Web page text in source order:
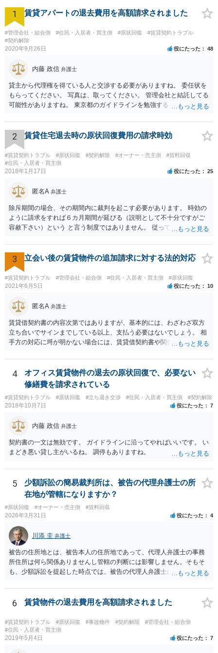
実認定は行わないので、大きく判断が変わる可能性は少なく、控訴審
は続審で１審がそのまま継続する形になり、新たな争点が形成されな
い限り１回期日で終わる可能性が高いので（当初から問題になってい
た争点については新たな証拠が制限される可能性がある、民訴１５７
条）、少額訴訟の場合は、簡易裁判所が２回判断する、しっかりした
審理は１回、通常訴訟の場合は、簡易裁判所と地方裁判所が判断す
る、まれに高等裁判所も判断する、実質的審理は２回（雰囲気は１．
５回）ということになります。 しっかり審理して欲しいのでしたら、
通常手続きへの移行を申し立てるべきだと思います。 以上、ご参考ま
で
1 賃貸アパートの退去費用を高額請求されました
#管理会社・組合側 #住民・入居者・買主側 #原状回復
#賃貸契約トラブル
#契約解除
2020年9月26日 役にたった 48
内藤 政信 弁護士
貸主から代理権を得ている人と交渉する必要がありますね。 委任状を
もらってください。 写真は、取ってください。 管理会社と結託してる
可能性がありますね。 東京都のガイドラインを勉強するといいでしょ
2 賃貸住宅退去時の原状回復費用の請求時効
#賃貸契約トラブル #原状回復 #契約解除 #オーナー・売主側
#賃料回収
#住民・入居者・買主側
2018年1月17日 役にたった 25
匿名A 弁護士
除斥期間の場合、その期間内に裁判を起こす必要があります。 時効の
ように請求をすれば６カ月期間が延びる（説明として不十分ですがご
容赦下さい）という と言う制度ではありません。 従って、理論上は１
3 立会い後の賃貸物件の追加請求に対する法的対応
#賃貸契約トラブル #管理会社・組合側 #住民・入居者・買主側 #原状回復
2021年6月5日 役にたった 10
匿名A 弁護士
賃貸借契約書の内容次第ではありますが、基本的には、わざわざ双方
立ち合いでサインまでしている以上、支払う必要はないでしょう。 相
手方の対応に埒が明かない場合には、賃貸借契約書や関係資料を個別
す。
4
オフィス賃貸物件の退去の原状回復で、必要ない
修繕費を請求されている
#賃貸契約トラブル #原状回復 #立ち退き交渉 #住民・入居者・買主側 #契約解除
2018年10月7日 役にたった 7
内藤 政信 弁護士
契約書の一文は無効です。 ガイドラインに沿ってやればいいです。 い
まどき悪い貸し主がいるね。 調停もありますね。
5
少額訴訟の簡易裁判所は、被告の代理弁護士の所
在地が管轄になりますか？
#原状回復 #オーナー・売主側 #賃料回収
2026年3月31日 役にたった 4
川添 圭 弁護士
被告の住所地とは、被告本人の住所地であって、代理人弁護士の事務
所住所は何ら関係ありませんし管轄の判断には影響しません。そもそ
も、少額訴訟を提起した時点では、被告の代理人弁護士には民事訴訟
6 賃貸物件の退去費用を高額請求されました
#賃貸契約トラブル #原状回復 #事故物件 #契約解除
#管理会社・組合側
#住民・入居者・買主側
2019年5月4日 役にたった 7